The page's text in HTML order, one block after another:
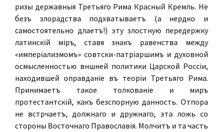
ризы державныя Третьяго Рима Красный Кремль. Не
безъ злорадства подхватываетъ (а нерѣдко и
самостоятельно дѣлаетъ!) эту злостную передержку
латинскій міръ, ставя знакъ равенства между
«имперіализмомъ» совѣтски-патріаршимъ и духовной
осмысленностью внѣшней политики Царской Россіи,
находившей оправданіе въ теоріи Третьяго Рима.
Принимаетъ такое толкованіе и миръ
протестантскій, какъ безспорную данность. Отпора
не встрѣчаетъ, должнаго и дружнаго, эта ложь со
стороны Восточнаго Православія. Молчитъ и та часть